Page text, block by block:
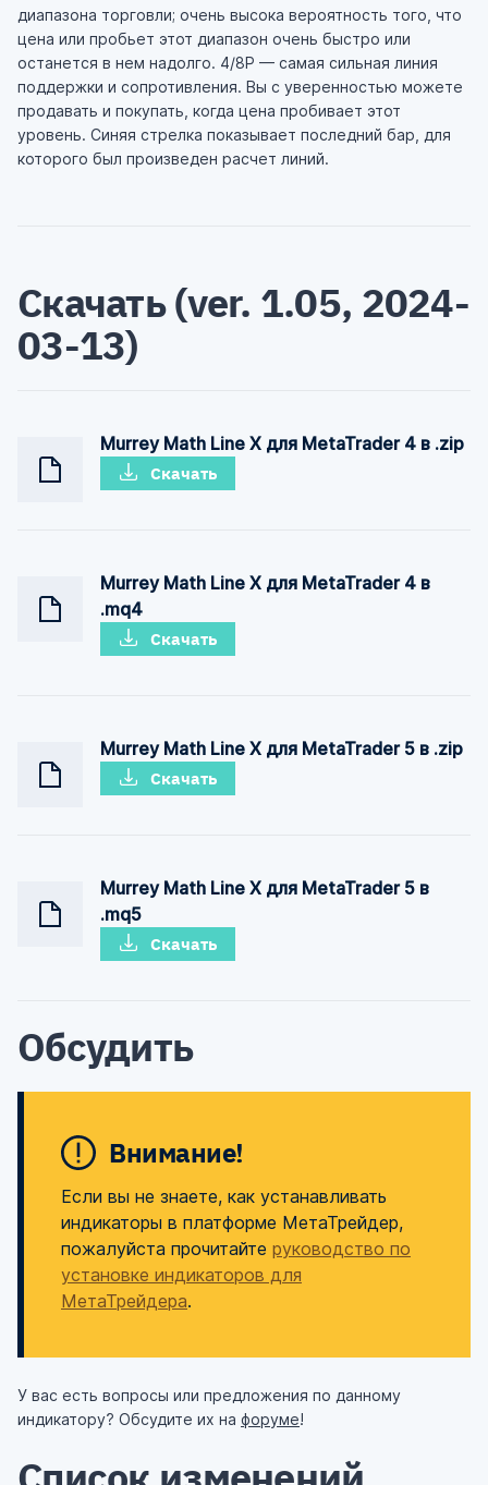
диапазона торговли; очень высока вероятность того, что
цена или пробьет этот диапазон очень быстро или
останется в нем надолго. 4/8P — самая сильная линия
поддержки и сопротивления. Вы с уверенностью можете
продавать и покупать, когда цена пробивает этот
уровень. Синяя стрелка показывает последний бар, для
которого был произведен расчет линий.
Скачать (ver. 1.05, 2024-
03-13)
Murrey Math Line X для MetaTrader 4 в .zip
Скачать
Murrey Math Line X для MetaTrader 4 в
.mq4
Скачать
Murrey Math Line X для MetaTrader 5 в .zip
Скачать
Murrey Math Line X для MetaTrader 5 в
.mq5
Скачать
Обсудить
Внимание!
Если вы не знаете, как устанавливать
индикаторы в платформе МетаТрейдер,
пожалуйста прочитайте руководство по
установке индикаторов для
МетаТрейдера.
У вас есть вопросы или предложения по данному
индикатору? Обсудите их на форуме!